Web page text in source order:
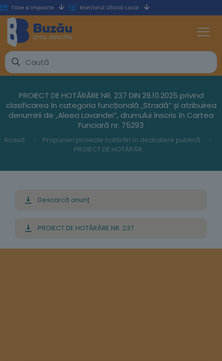
Taxe și impozite Monitorul Oficial Local
PROIECT DE HOTĂRÂRE NR. 237 DIN 29.10.2025 privind
clasificarea în categoria funcțională „Stradă” și atribuirea
denumirii de „Aleea Lavandei”, drumului înscris în Cartea
Funciară nr. 75293
Acasă
Propuneri proiecte hotărâri în dezbatere publică
PROIECT DE HOTĂRÂRE NR. 237 DIN 29.10.2025 privind clasificarea în categoria funcțională „Stradă” și atribuirea denumirii de „Aleea Lavandei”, drumului înscris în Cartea Funciară nr. 75293
Descarcă anunț
PROIECT DE HOTĂRÂRE NR. 237